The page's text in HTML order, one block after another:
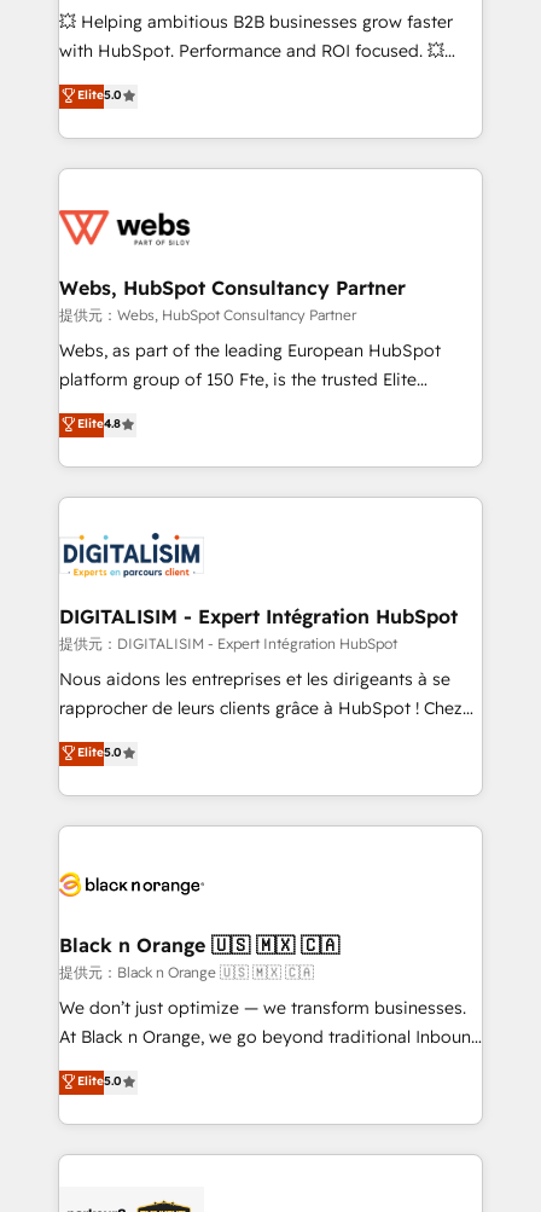
pipeline growth programs • Sales enablement tools
and CRM optimization • Retention strategies with
Execution • 750+ onboardings and 2,000+
implementations • Deep expertise across marketing,
💥 Helping ambitious B2B businesses grow faster
with HubSpot. Performance and ROI focused. 💥
BBD Boom is the HubSpot partner that can help you
to HubSpot Better. We work with your teams to
solve all your HubSpot challenges and improve user
adoption, sales process and marketing results.
the first time 🔧 Designing and optimising your
and build using HubSpot 🔌 Integrating HubSpot
with other systems 🎓 Training your teams to be
HubSpot pros 📊 Lead generation services using
HubSpot Why us? - SIX HubSpot Accreditations -
CRM, Solutions Architecture, Onboarding , Data
Migration, Custom Integration & Platform
team of 25+ experts Contact us today to help you
get more from your investment in HubSpot.
Elite5.0
Webs, HubSpot Consultancy Partner
提供元：Webs, HubSpot Consultancy Partner
Webs, as part of the leading European HubSpot
platform group of 150 Fte, is the trusted Elite
HubSpot CRM Partner offering you a roadmap on
maximizing EBITDA and achieving Commercial
Excellence. With our targeted processes, we
strengthen your digital transformation and minimize
Implementation partner, we provide expertise to
drive your business forward. Since 2015 we are fully
dedicated to HubSpot and with an experienced
team (50+), we work with reputable companies in
B2B sectors such as manufacturing, SaaS and
business services. We prepare a customized
impact of your digital transformation, including a
detailed financial rationale with a focus on ROI and
embark on a transformational journey that sets your
business up for long-term success. Unlock your
business. If not now, when?
Elite4.8
DIGITALISIM - Expert Intégration HubSpot
提供元：DIGITALISIM - Expert Intégration HubSpot
Nous aidons les entreprises et les dirigeants à se
rapprocher de leurs clients grâce à HubSpot ! Chez
DIGITALISIM, nous avons l'intime conviction que la
réussite des entreprises passe par l’innovation web,
le marketing digital, et la relation client ! C'est
pourquoi, nos experts sont à la fois capables de
référencement, votre stratégie digitale et le pilotage
projet HubSpot avec DIGITALISIM : 🧽 Nettoyage,
migration et intégration des bases de données. 🚀
Développement des interfaces avec vos logiciels
métiers ⚙️ Configuration de la plateforme HubSpot
Book Process & Guidelines utilisateurs 🎓
Formations des utilisateurs
Elite5.0
Black n Orange 🇺🇸 🇲🇽 🇨🇦
提供元：Black n Orange 🇺🇸 🇲🇽 🇨🇦
We don’t just optimize — we transform businesses.
At Black n Orange, we go beyond traditional Inbound
Marketing with our exclusive methodologies:
BOOMS and BOOST. Together, they form a powerful
combination that has driven success for over 800
businesses worldwide. As Elite HubSpot Partners, we
Elite5.0